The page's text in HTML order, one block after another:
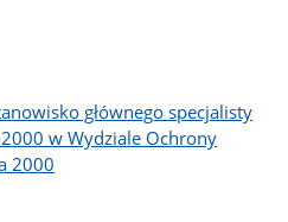
głównego specjalisty
w Wydziale Ochrony
2000